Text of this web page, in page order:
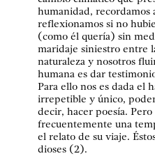
humanidad,
reflexionamos si no
(como él quería) sin
maridaje siniestro entre
naturaleza y nosotros
humana es dar
Para ello nos es dada el
irrepetible y único,
decir, hacer poesía.
frecuentemente una
el relato de su viaje.
dioses (2).